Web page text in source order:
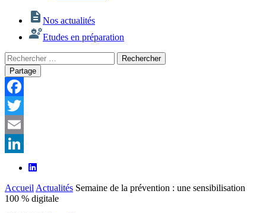
Nos actualités
Etudes en préparation
Rechercher
:
Rechercher
Partage
Facebook
Twitter
Email
LinkedIn
Accueil Actualités Semaine de la prévention : une sensibilisation
100 % digitale